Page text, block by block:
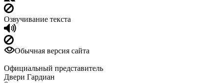
Озвучивание текста
Обычная версия сайта
Официальный представитель
Двери Гардиан